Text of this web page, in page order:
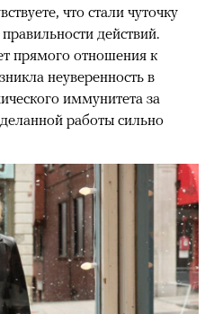
что стали чуточку
действий.
прямого отношения к
неуверенность в
иммунитета за
работы сильно